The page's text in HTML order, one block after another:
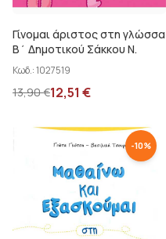
Γίνομαι άριστος στη γλώσσα
Β΄ Δημοτικού Σάκκου Ν.
Κωδ.:1027519
13,90€12,51 €
-10%